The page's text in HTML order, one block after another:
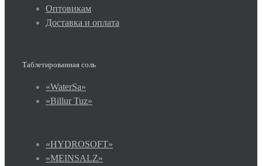
Оптовикам
Доставка и оплата
Таблетированная соль
«WaterSa»
«Billur Tuz»
«HYDROSOFT»
«MEINSALZ»